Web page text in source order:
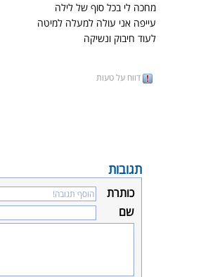
מחכה לי בכל סוף של לילה
עייפה אני עולה למעלה למיטה
לעוד חיבוק ונשיקה
דווח על טעות
תגובות
כותרת
שם